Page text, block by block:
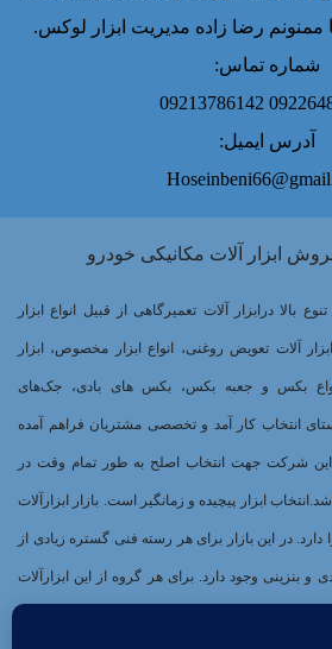
ممنونم رضا زاده مدیریت ابزار لوکس.
شماره تماس:
09226489391
آدرس ایمیل:
ابزار آلات مکانیکی خودرو
بالا درابزار آلات تعمیرگاهی از قبیل انواع ابزار
آلات تعویض روغنی، انواع ابزار مخصوص، ابزار
انواع بکس و جعبه بکس، بکس های بادی، جک‌های
انتخاب کار آمد و تخصصی مشتریان فراهم آمده
شرکت جهت انتخاب اصلح به طور تمام وقت در
ابزار پیچیده و زمانگیر است. بازار ابزارآلات
دارد. در این بازار برای هر رسته فنی گستره زیادی از
و بنزینی وجود دارد. برای هر گروه از این ابزارآلات